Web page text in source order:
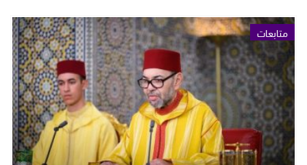
متابعات